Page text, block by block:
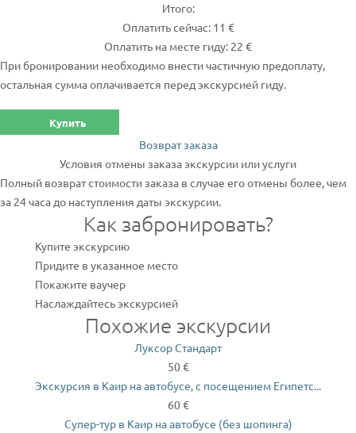
Итого:
Оплатить сейчас: 11 €
Оплатить на месте гиду: 22 €
При бронировании необходимо внести частичную предоплату,
остальная сумма оплачивается перед экскурсией гиду.
Купить
Возврат заказа
Условия отмены заказа экскурсии или услуги
Полный возврат стоимости заказа в случае его отмены более, чем
за 24 часа до наступления даты экскурсии.
Как забронировать?
Купите экскурсию
Придите в указанное место
Покажите ваучер
Наслаждайтесь экскурсией
Похожие экскурсии
Луксор Стандарт
50 €
Экскурсия в Каир на автобусе, с посещением Египетс...
60 €
Супер-тур в Каир на автобусе (без шопинга)